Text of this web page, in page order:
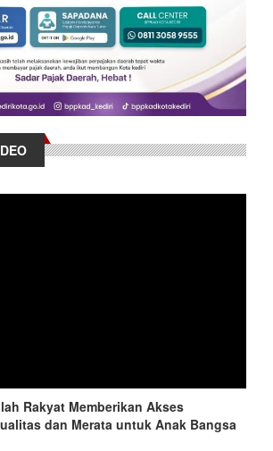
Rakyat Memberikan Akses
dan Merata untuk Anak Bangsa